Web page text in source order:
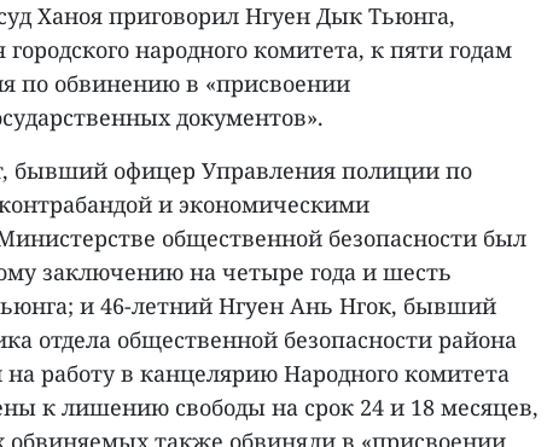
Ханоя приговорил Нгуен Дык Тьюнга,
народного комитета, к пяти годам
по обвинению в «присвоении
документов».
бывший офицер Управления полиции по
и экономическими
общественной безопасности был
заключению на четыре года и шесть
и 46-летний Нгуен Ань Нгок, бывший
отдела общественной безопасности района
работу в канцелярию Народного комитета
к лишению свободы на срок 24 и 18 месяцев,
обвиняемых также обвиняли в «присвоении